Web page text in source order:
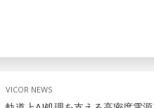
VICOR NEWS